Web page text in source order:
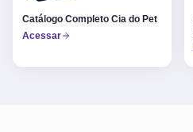
Catálogo Completo Cia do Pet
Acessar